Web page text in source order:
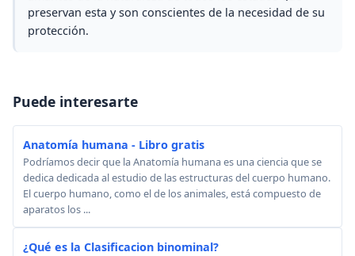
preservan esta y son conscientes de la necesidad de su
protección.
Puede interesarte
Anatomía humana - Libro gratis
Podríamos decir que la Anatomía humana es una ciencia que se
dedica dedicada al estudio de las estructuras del cuerpo humano.
El cuerpo humano, como el de los animales, está compuesto de
aparatos los ...
¿Qué es la Clasificacion binominal?